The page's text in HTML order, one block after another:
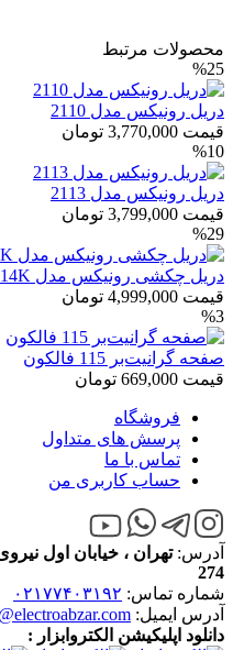
محصولات مرتبط
%25
دریل رونیکس مدل 2110
قیمت 3,770,000 تومان
%10
دریل رونیکس مدل 2113
قیمت 3,799,000 تومان
%29
دریل چکشی رونیکس مدل 2214K
قیمت 4,999,000 تومان
%3
صفحه گرانیت‌بر 115 فالکون
قیمت 669,000 تومان
فروشگاه
پرسش های متداول
تماس با ما
حساب کاربری من
آدرس:تهران ، خیابان اول
274
شماره تماس: ۰۲۱۷۷۴۰۳۱۹۲
آدرس ایمیل:
دانلود اپلیکیشن الکتروابزار :